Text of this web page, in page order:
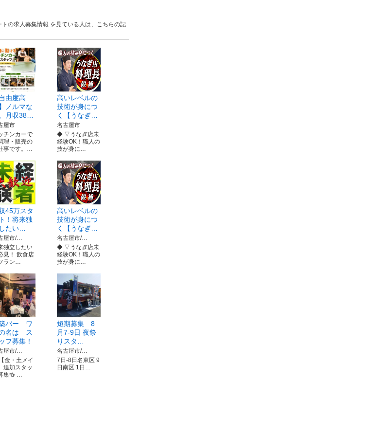
の求人募集情報 を見ている人は、こちらの記
自由度高
ノルマな
月収38…
屋市
チンカーで
理・販売の
事です。…
高いレベルの
技術が身につ
く【うなぎ…
名古屋市
◆ ▽うなぎ店未
経験OK！職人の
技が身に…
45万スタ
！将来独
たい…
屋市/…
独立したい
見！ 飲食店
ラン…
高いレベルの
技術が身につ
く【うなぎ…
名古屋市/…
◆ ▽うなぎ店未
経験OK！職人の
技が身に…
バー ワ
名は ス
フ募集！
屋市/…
金・土メイ
追加スタッ
集🍻 …
短期募集 8
月7-9日 夜祭
りスタ…
名古屋市/…
7日-8日名東区 9
日南区 1日…